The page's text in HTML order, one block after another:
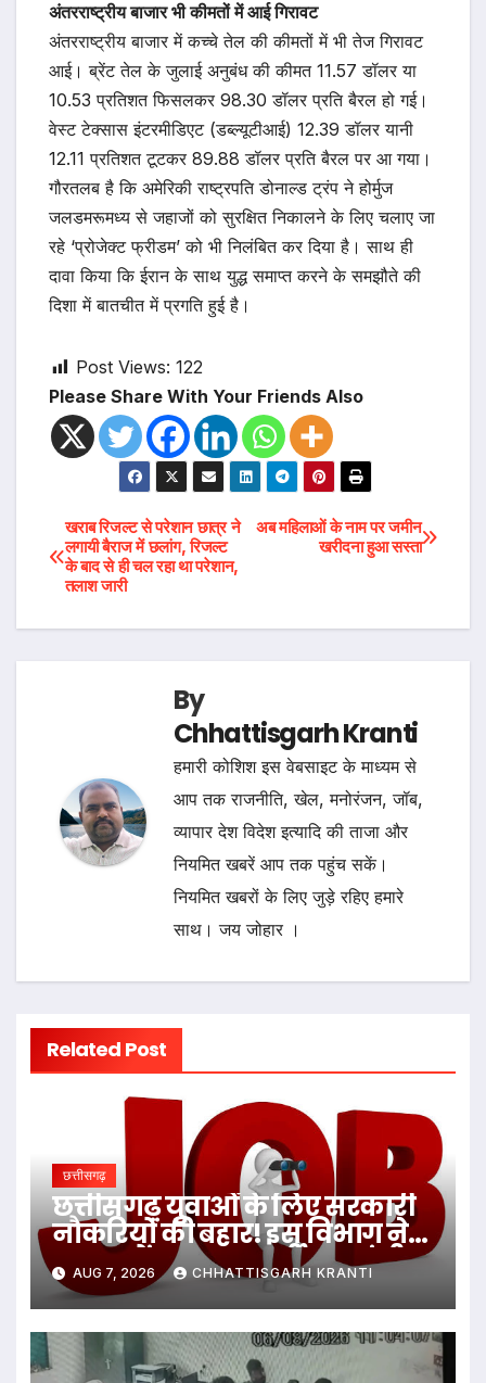
अंतरराष्ट्रीय बाजार भी कीमतों में आई गिरावट
अंतरराष्ट्रीय बाजार में कच्चे तेल की कीमतों में भी तेज गिरावट
आई। ब्रेंट तेल के जुलाई अनुबंध की कीमत 11.57 डॉलर या
10.53 प्रतिशत फिसलकर 98.30 डॉलर प्रति बैरल हो गई।
वेस्ट टेक्सास इंटरमीडिएट (डब्ल्यूटीआई) 12.39 डॉलर यानी
12.11 प्रतिशत टूटकर 89.88 डॉलर प्रति बैरल पर आ गया।
गौरतलब है कि अमेरिकी राष्ट्रपति डोनाल्ड ट्रंप ने होर्मुज
जलडमरूमध्य से जहाजों को सुरक्षित निकालने के लिए चलाए जा
रहे ‘प्रोजेक्ट फ्रीडम’ को भी निलंबित कर दिया है। साथ ही
दावा किया कि ईरान के साथ युद्ध समाप्त करने के समझौते की
दिशा में बातचीत में प्रगति हुई है।
Post Views: 122
Please Share With Your Friends Also
Post
navigation
अब महिलाओं के नाम पर जमीन
खरीदना हुआ सस्ता
खराब रिजल्ट से परेशान छात्र ने
लगायी बैराज में छलांग, रिजल्ट
के बाद से ही चल रहा था परेशान,
तलाश जारी
By
Chhattisgarh Kranti
हमारी कोशिश इस वेबसाइट के माध्यम से
आप तक राजनीति, खेल, मनोरंजन, जॉब,
व्यापार देश विदेश इत्यादि की ताजा और
नियमित खबरें आप तक पहुंच सकें।
नियमित खबरों के लिए जुड़े रहिए हमारे
साथ। जय जोहार ।
Related Post
छत्तीसगढ़
छत्तीसगढ़ युवाओं के लिए सरकारी
नौकरियों की बहार! इस विभाग ने
1235 पदों पर बम्पर भर्ती, डाटा एंट्री
ऑपरेटर के ही 400 पद…
AUG 7, 2026 CHHATTISGARH KRANTI